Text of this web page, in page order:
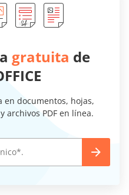
gratuita de
en documentos, hojas,
archivos PDF en línea.